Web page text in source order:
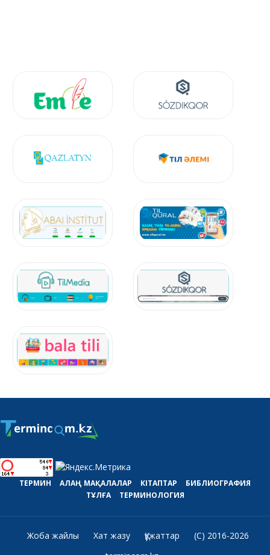
ТЕРМИН АЛАҢ МАҚАЛАЛАР КІТАПТАР
БИБЛИОГРАФИЯ
ТҰЛҒА
ТЕРМИНОЛОГИЯ
Жоба жайлы Хат жазу Құжаттар
(C) 2016-2026